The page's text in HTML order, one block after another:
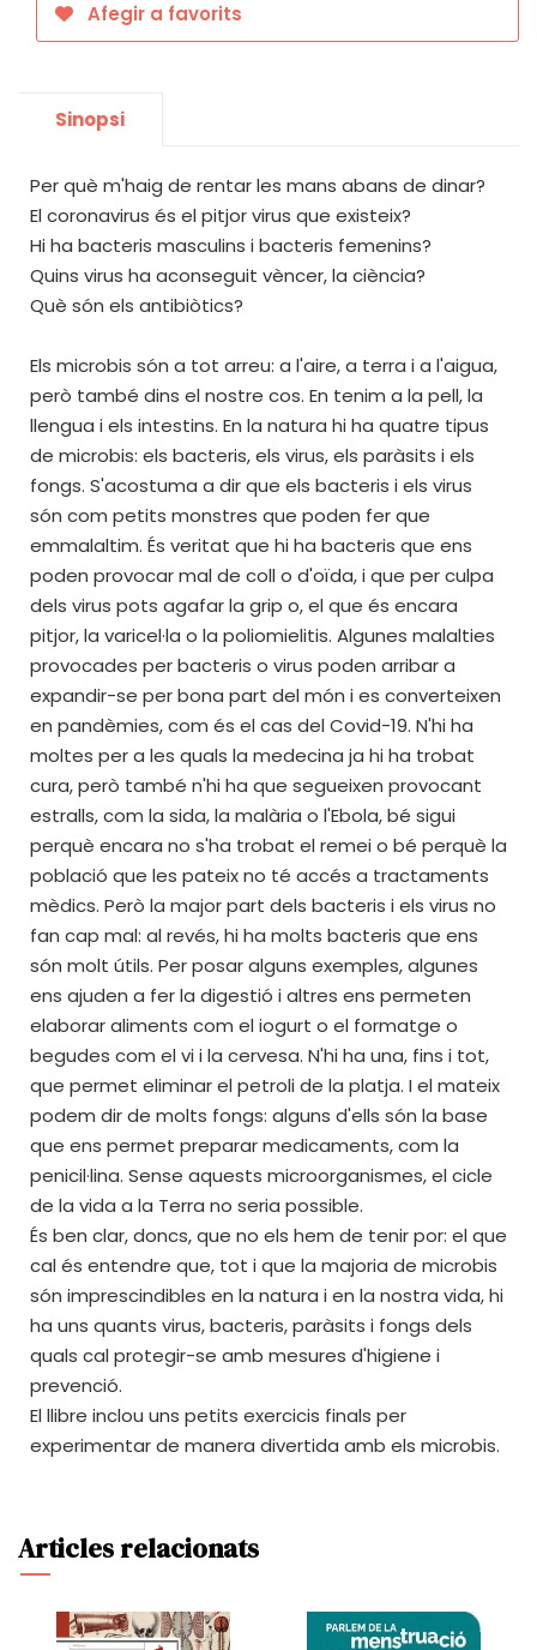
Afegir a favorits
Sinopsi
Per què m'haig de rentar les mans abans de dinar?
El coronavirus és el pitjor virus que existeix?
Hi ha bacteris masculins i bacteris femenins?
Quins virus ha aconseguit vèncer, la ciència?
Què són els antibiòtics?
Els microbis són a tot arreu: a l'aire, a terra i a l'aigua,
però també dins el nostre cos. En tenim a la pell, la
llengua i els intestins. En la natura hi ha quatre tipus
de microbis: els bacteris, els virus, els paràsits i els
fongs. S'acostuma a dir que els bacteris i els virus
són com petits monstres que poden fer que
emmalaltim. És veritat que hi ha bacteris que ens
poden provocar mal de coll o d'oïda, i que per culpa
dels virus pots agafar la grip o, el que és encara
pitjor, la varicel·la o la poliomielitis. Algunes malalties
provocades per bacteris o virus poden arribar a
expandir-se per bona part del món i es converteixen
en pandèmies, com és el cas del Covid-19. N'hi ha
moltes per a les quals la medecina ja hi ha trobat
cura, però també n'hi ha que segueixen provocant
estralls, com la sida, la malària o l'Ebola, bé sigui
perquè encara no s'ha trobat el remei o bé perquè la
població que les pateix no té accés a tractaments
mèdics. Però la major part dels bacteris i els virus no
fan cap mal: al revés, hi ha molts bacteris que ens
són molt útils. Per posar alguns exemples, algunes
ens ajuden a fer la digestió i altres ens permeten
elaborar aliments com el iogurt o el formatge o
begudes com el vi i la cervesa. N'hi ha una, fins i tot,
que permet eliminar el petroli de la platja. I el mateix
podem dir de molts fongs: alguns d'ells són la base
que ens permet preparar medicaments, com la
penicil·lina. Sense aquests microorganismes, el cicle
de la vida a la Terra no seria possible.
És ben clar, doncs, que no els hem de tenir por: el que
cal és entendre que, tot i que la majoria de microbis
són imprescindibles en la natura i en la nostra vida, hi
ha uns quants virus, bacteris, paràsits i fongs dels
quals cal protegir-se amb mesures d'higiene i
prevenció.
El llibre inclou uns petits exercicis finals per
experimentar de manera divertida amb els microbis.
Articles relacionats